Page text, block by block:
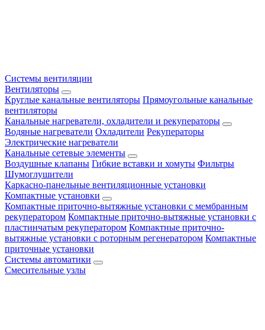
Системы вентиляции
Вентиляторы
Круглые канальные вентиляторы Прямоугольные канальные
вентиляторы
Канальные нагреватели, охладители и рекуператоры
Водяные нагреватели Охладители Рекуператоры
Электрические нагреватели
Канальные сетевые элементы
Воздушные клапаны Гибкие вставки и хомуты Фильтры
Шумоглушители
Каркасно-панельные вентиляционные установки
Компактные установки
Компактные приточно-вытяжные установки с мембранным
рекуператором Компактные приточно-вытяжные установки с
пластинчатым рекуператором Компактные приточно-
вытяжные установки с роторным регенератором Компактные
приточные установки
Системы автоматики
Смесительные узлы